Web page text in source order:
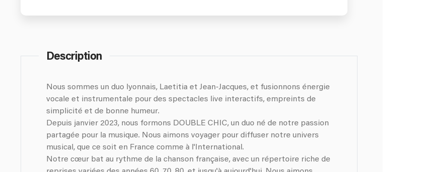
Description
Nous sommes un duo lyonnais, Laetitia et Jean-Jacques, et fusionnons énergie
vocale et instrumentale pour des spectacles live interactifs, empreints de
simplicité et de bonne humeur.
Depuis janvier 2023, nous formons DOUBLE CHIC, un duo né de notre passion
partagée pour la musique. Nous aimons voyager pour diffuser notre univers
musical, que ce soit en France comme à l'International.
Notre cœur bat au rythme de la chanson française, avec un répertoire riche de